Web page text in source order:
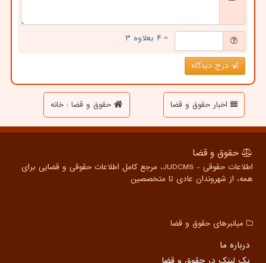
= ۴ بعلاوه ۳
درج دیدگاه
اخبار حقوق و قضا حقوق و قضا : خانه
حقوق و قضا
اطلاعات حقوقی - JUDCMS، مرجع کامل اطلاعات حقوقی و قضایی برای
همه، از شهروندان عادی تا متخصصین
میانبرهای حقوق و قضا
درباره ما
بک لینک در حقوق و قضا